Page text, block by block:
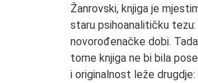
Žanrovski, knjiga je
staru psihoanalitičku
novorođenačke dobi.
tome knjiga ne bi bila
i originalnost leže